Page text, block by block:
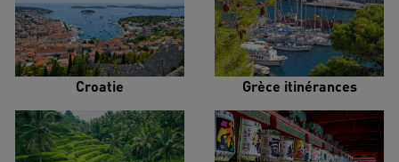
Croatie Grèce itinérances